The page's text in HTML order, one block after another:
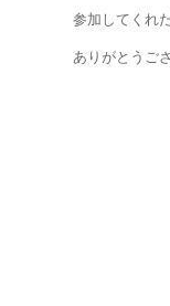
参加してくれ
ありがとうご